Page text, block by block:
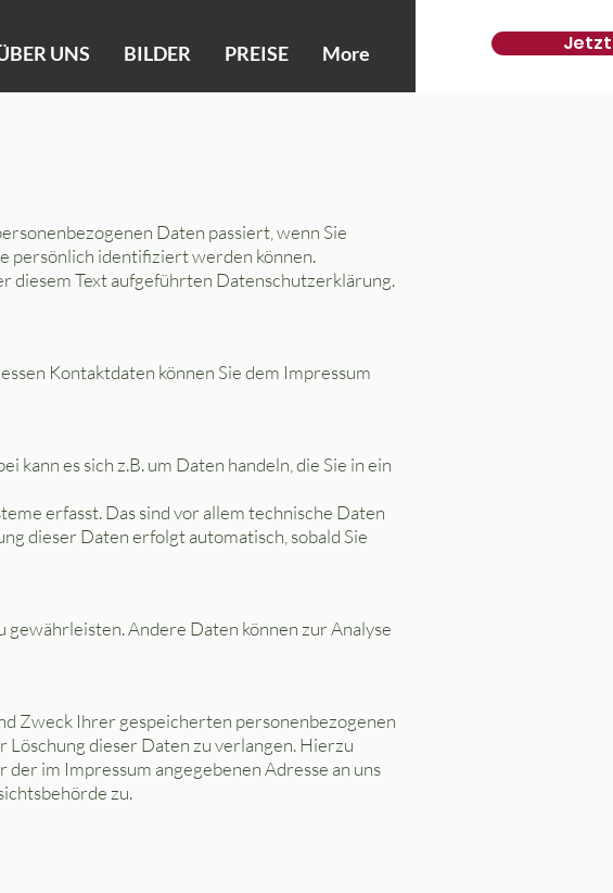
UNS BILDER PREISE More
Daten passiert, wenn Sie
persönlich identifiziert werden können.
diesem Text aufgeführten Datenschutzerklärung.
Kontaktdaten können Sie dem Impressum
kann es sich z.B. um Daten handeln, die Sie in ein
erfasst. Das sind vor allem technische Daten
dieser Daten erfolgt automatisch, sobald Sie
Andere Daten können zur Analyse
Zweck Ihrer gespeicherten personenbezogenen
dieser Daten zu verlangen. Hierzu
im Impressum angegebenen Adresse an uns
zu.